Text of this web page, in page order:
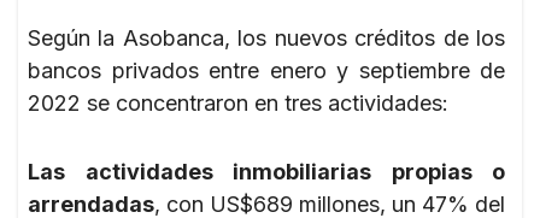
Según la Asobanca, los nuevos créditos de los
bancos privados entre enero y septiembre de
2022 se concentraron en tres actividades:
Las actividades inmobiliarias propias o
arrendadas, con US$689 millones, un 47% del